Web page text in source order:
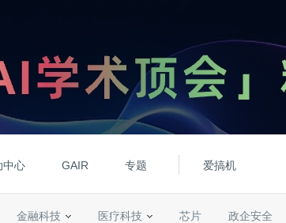
中心 GAIR 专题 爱搞机
金融科技 医疗科技 芯片 政企安全